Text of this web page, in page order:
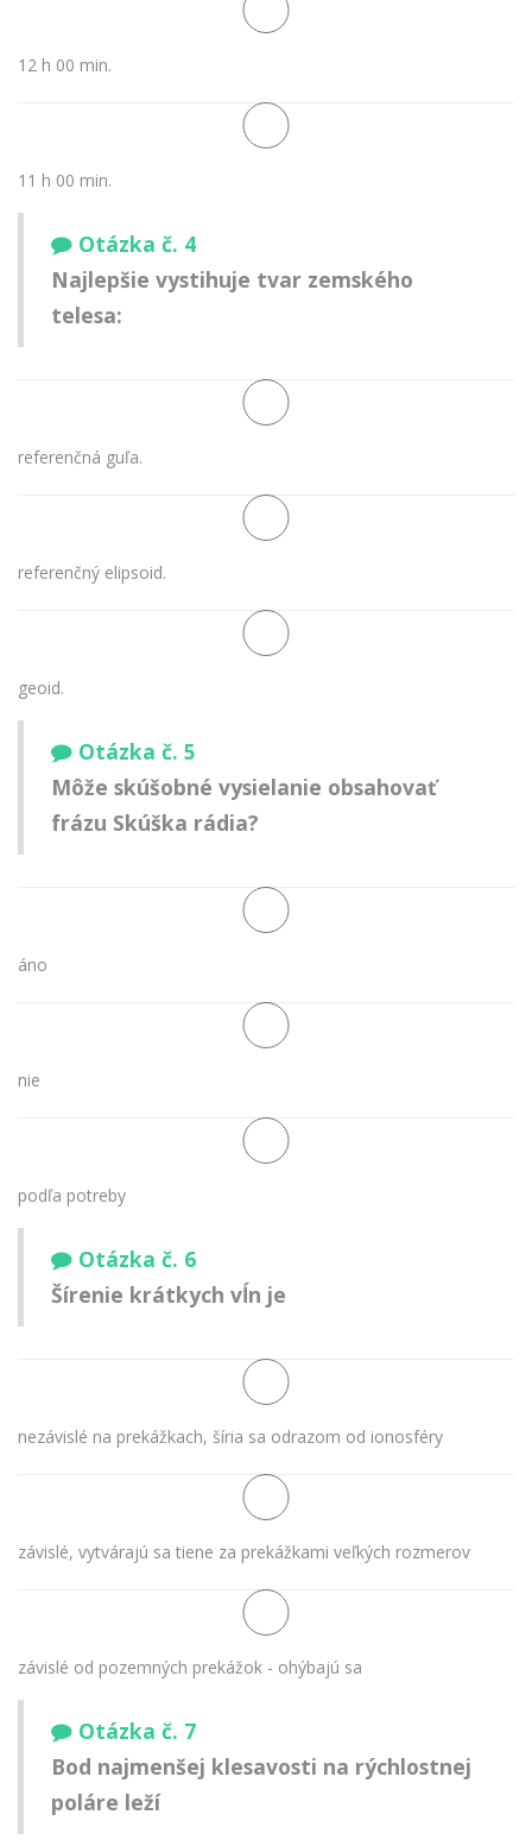
12 h 00 min.
11 h 00 min.
Otázka č. 4
Najlepšie vystihuje tvar zemského
telesa:
referenčná guľa.
referenčný elipsoid.
geoid.
Otázka č. 5
Môže skúšobné vysielanie obsahovať
frázu Skúška rádia?
áno
nie
podľa potreby
Otázka č. 6
Šírenie krátkych vĺn je
nezávislé na prekážkach, šíria sa odrazom od ionosféry
závislé, vytvárajú sa tiene za prekážkami veľkých rozmerov
závislé od pozemných prekážok - ohýbajú sa
Otázka č. 7
Bod najmenšej klesavosti na rýchlostnej
poláre leží